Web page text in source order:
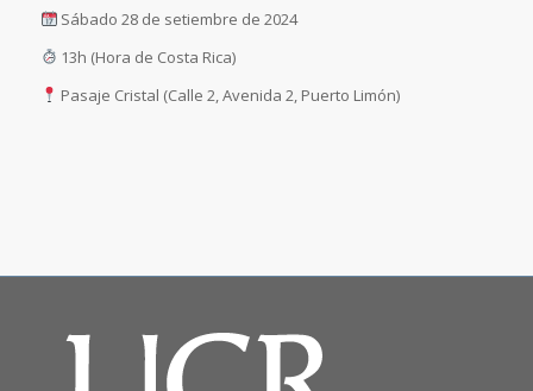
Sábado 28 de setiembre de 2024
13h (Hora de Costa Rica)
Pasaje Cristal (Calle 2, Avenida 2, Puerto Limón)